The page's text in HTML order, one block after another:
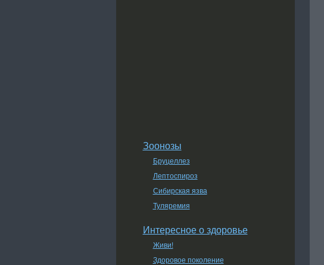
Зоонозы
Бруцеллез
Лептоспироз
Сибирская язва
Туляремия
Интересное о здоровье
Живи!
Здоровое поколение